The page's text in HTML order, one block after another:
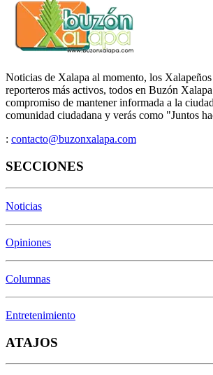
Noticias de Xalapa al momento, los
reporteros más activos, todos en Buzón
compromiso de mantener informada a la
comunidad ciudadana y verás como "Juntos
: contacto@buzonxalapa.com
SECCIONES
Noticias
Opiniones
Columnas
Entretenimiento
ATAJOS